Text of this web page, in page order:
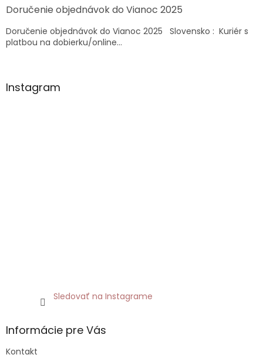
Doručenie objednávok do Vianoc 2025
Doručenie objednávok do Vianoc 2025 Slovensko : Kuriér s
platbou na dobierku/online...
Instagram
Sledovať na Instagrame
Informácie pre Vás
Kontakt